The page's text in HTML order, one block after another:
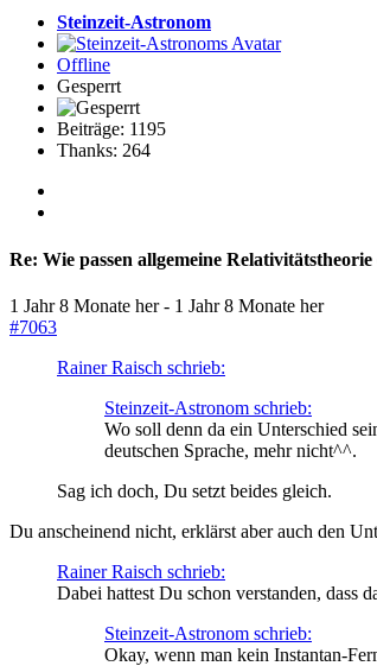
Steinzeit-Astronom
Offline
Gesperrt
Beiträge: 1195
Thanks: 264
Re: Wie passen allgemeine
1 Jahr 8 Monate her- 1 Jahr 8 Monate her
#7063
Rainer Raisch schrieb:
Steinzeit-Astronom schrieb:
Wo soll denn da ein Unterschied
deutschen Sprache, mehr nicht^^.
Sag ich doch, Du setzt beides gleich.
Du anscheinend nicht, erklärst aber auch den
Rainer Raisch schrieb:
Dabei hattest Du schon verstanden, dass
Steinzeit-Astronom schrieb:
Okay, wenn man kein Instantan-